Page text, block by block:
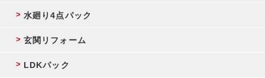
水廻り4点パック
玄関リフォーム
LDKパック